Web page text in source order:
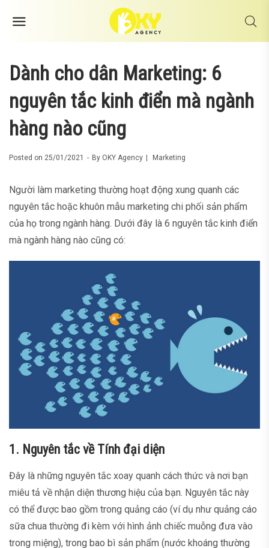
Dành cho dân Marketing: 6
nguyên tắc kinh điển mà ngành
hàng nào cũng
Posted on 25/01/2021 By OKY Agency Marketing
Người làm marketing thường hoạt động xung quanh các
nguyên tắc hoặc khuôn mẫu marketing chi phối sản phẩm
của họ trong ngành hàng. Dưới đây là 6 nguyên tắc kinh điển
mà ngành hàng nào cũng có:
1. Nguyên tắc về Tính đại diện
Đây là những nguyên tắc xoay quanh cách thức và nơi bạn
miêu tả về nhận diện thương hiệu của bạn. Nguyên tắc này
có thể được bao gồm trong quảng cáo (ví dụ như quảng cáo
sữa chua thường đi kèm với hình ảnh chiếc muỗng đưa vào
trong miệng), trong bao bì sản phẩm (nước khoáng thường